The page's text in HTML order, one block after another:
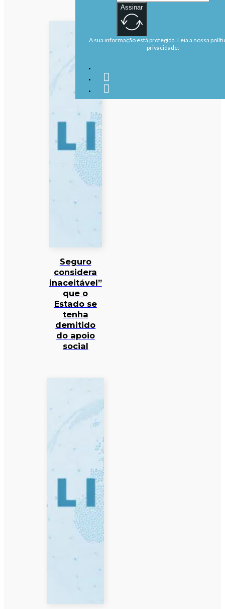
Seguro
considera
inaceitável”
que o
Estado se
tenha
demitido
do apoio
social
Assinar
A sua informação está protegida. Leia a nossa
privacidade.